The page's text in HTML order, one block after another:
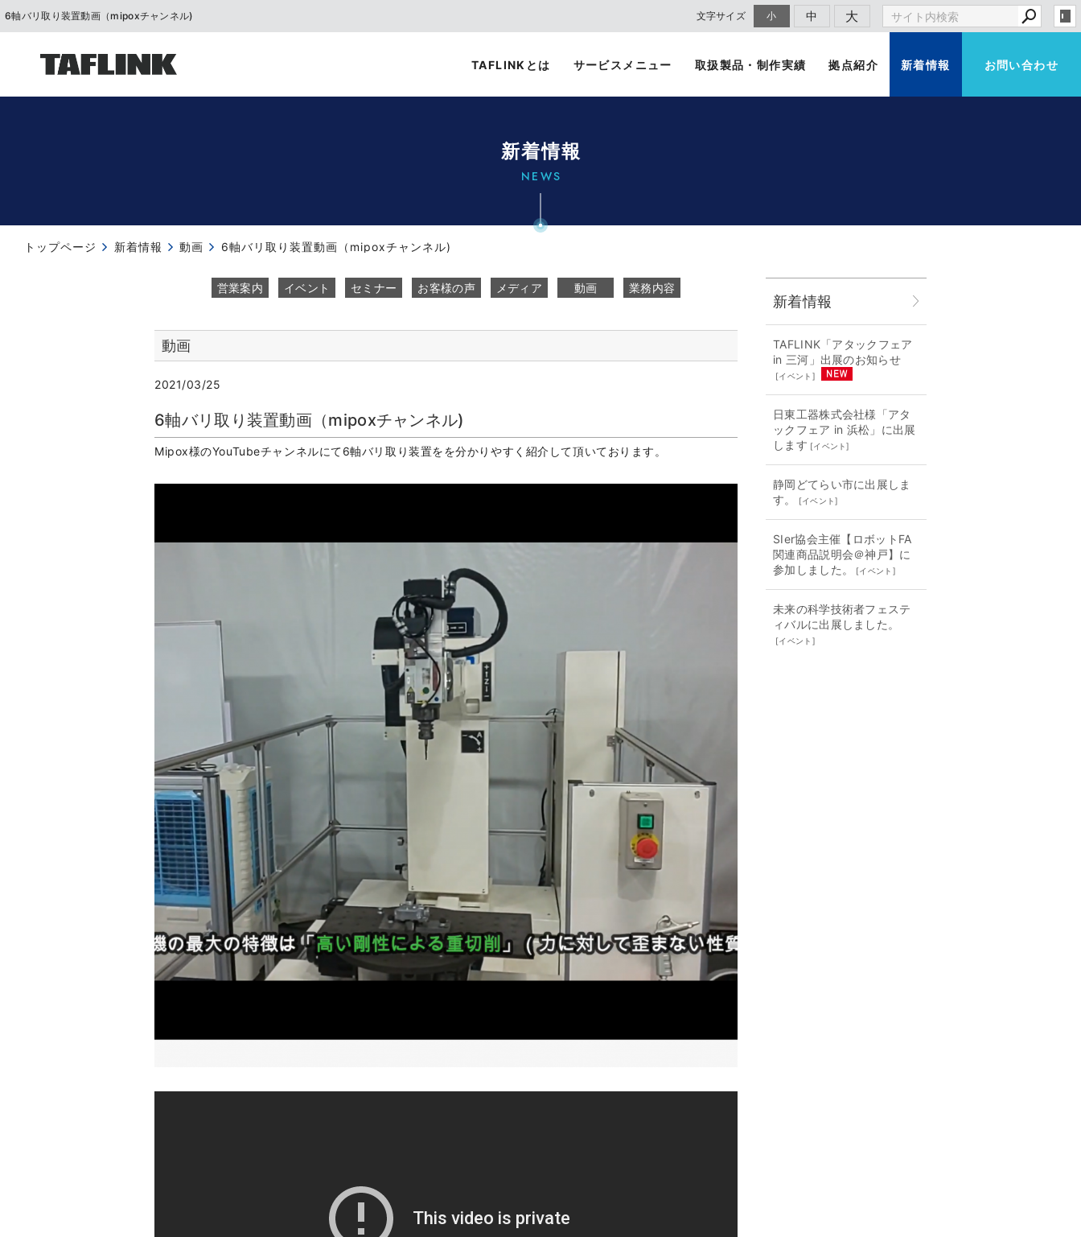
6軸バリ取り装置動画（mipoxチャンネル) 文字サイズ 小 中 大
TAFLINKとは サービスメニュー 取扱製品・制作実績 拠点紹介 新着情報 お問い合わせ
新着情報
NEWS
トップページ 新着情報 動画 6軸バリ取り装置動画（mipoxチャンネル)
営業案内 イベント セミナー お客様の声 メディア 動画 業務内容
動画
2021/03/25
6軸バリ取り装置動画（mipoxチャンネル)
Mipox様のYouTubeチャンネルにて6軸バリ取り装置をを分かりやすく紹介して頂いております。
新着情報
TAFLINK「アタックフェア
in 三河」出展のお知らせ
[イベント ]
日東工器株式会社様「アタ
ックフェア in 浜松」に出展
します [イベント]
静岡どてらい市に出展しま
す。
[イベント]
SIer協会主催【ロボットFA
関連商品説明会＠神戸】に
参加しました。
[イベント ]
未来の科学技術者フェステ
ィバルに出展しました。
[イベント ]